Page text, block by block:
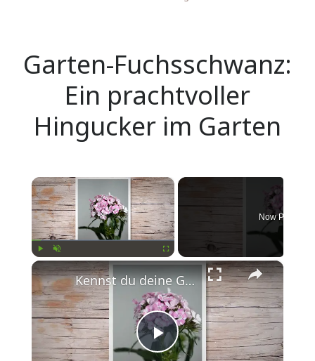
Garten-Fuchsschwanz:
Ein prachtvoller
Hingucker im Garten
×
Fullscreen
Now Playing
×
Play
Kennst du deine Geburtsblume?